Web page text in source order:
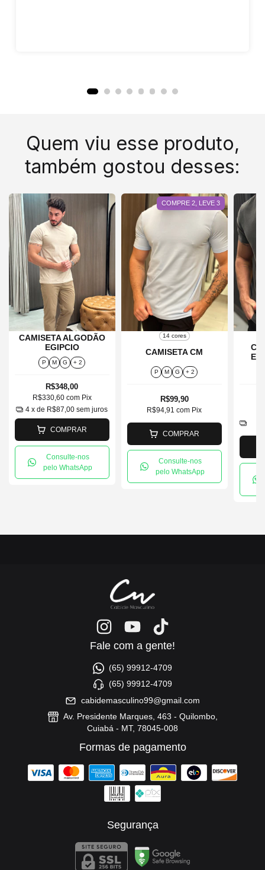
Quem viu esse produto,
também gostou desses:
CAMISETA ALGODÃO
EGIPCIO
P M G + 2
R$348,00
R$330,60com Pix
4 x de R$87,00 sem juros
COMPRAR
Consulte-nos
pelo WhatsApp
COMPRE 2, LEVE 3
14 cores
CAMISETA CM
P M G + 2
R$99,90
R$94,91com Pix
COMPRAR
Consulte-nos
pelo WhatsApp
Fale com a gente!
(65) 99912-4709
(65) 99912-4709
cabidemasculino99@gmail.com
Av. Presidente Marques, 463 - Quilombo,
Cuiabá - MT, 78045-008
Formas de pagamento
Segurança